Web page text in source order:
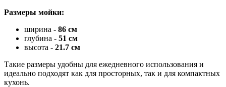
Размеры мойки:
ширина - 86 см
глубина - 51 см
высота - 21.7 см
Такие размеры удобны для ежедневного использования и
идеально подходят как для просторных, так и для компактных
кухонь.